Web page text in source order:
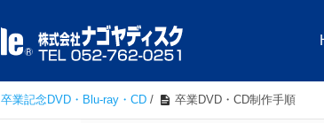
卒業記念DVD・Blu-ray・CD / 卒業DVD・CD制作手順